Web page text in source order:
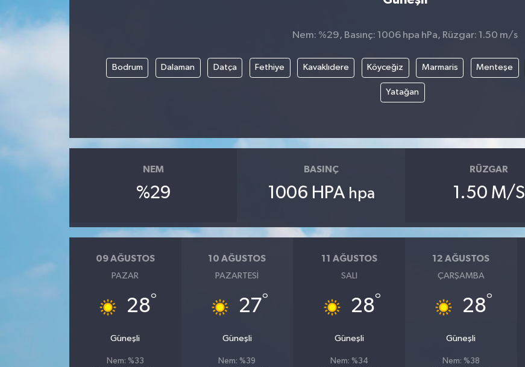
Nem: %29, Basınç: 1006 hpa hPa, Rüzgar: 1.50 m/s
Bodrum Dalaman Datça Fethiye Kavaklıdere Köyceğiz Marmaris Menteşe
Yatağan
NEM
%29
BASINÇ
1006 HPA hpa
RÜZGAR
1.50 M/S
09 AĞUSTOS
PAZAR
28°
Güneşli
Nem: %33
10 AĞUSTOS
PAZARTESI
27°
Güneşli
Nem: %39
11 AĞUSTOS
SALI
28°
Güneşli
Nem: %34
12 AĞUSTOS
ÇARŞAMBA
28°
Güneşli
Nem: %38